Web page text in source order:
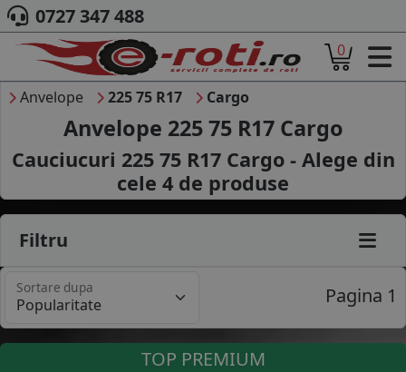
ACASA
DESPRE NOI
ANVELOPE
AUTO
CAMION
MOTO
AGROINDUSTRIALE
MARCA AUTO
B2B - COLABORARE COMPANII
0727 347 488
0
Anvelope 225 75 R17 Cargo
Anvelope 225 75 R17 Cargo
Cauciucuri 225 75 R17 Cargo - Alege din
cele 4 de produse
Filtru
Sortare dupa Pagina 1
TOP PREMIUM